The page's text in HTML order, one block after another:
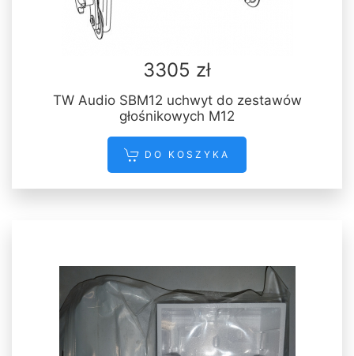
3305 zł
TW Audio SBM12 uchwyt do zestawów
głośnikowych M12
DO KOSZYKA